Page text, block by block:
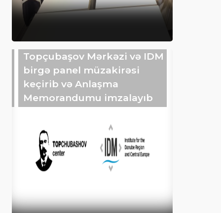
Topçubaşov Mərkəzi və IDM
birgə panel müzakirəsi
keçirib və Anlaşma
Memorandumu imzalayıb